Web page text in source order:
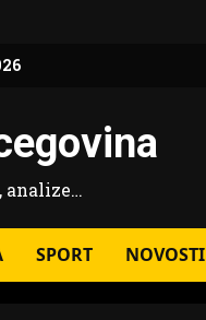
analize…
SPORT NOVOSTI